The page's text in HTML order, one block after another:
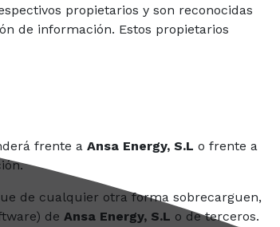
propietarios y son reconocidas
de información. Estos propietarios
frente a Ansa Energy, S.L o frente a
de cualquier otra forma sobrecarguen,
de Ansa Energy, S.L o de terceros.